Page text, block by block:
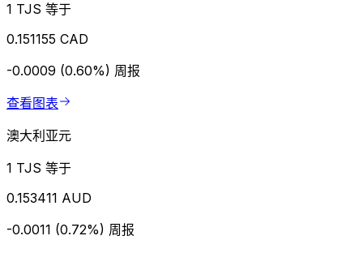
1 TJS 等于
0.151155 CAD
-0.0009 (0.60%) 周报
查看图表
澳大利亚元
1 TJS 等于
0.153411 AUD
-0.0011 (0.72%) 周报